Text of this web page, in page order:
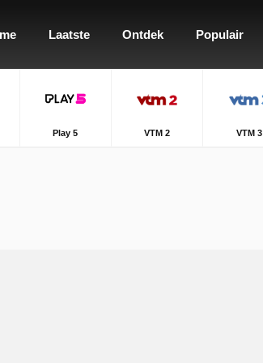
Laatste Ontdek Populair
Play 5 VTM 2 VTM 3